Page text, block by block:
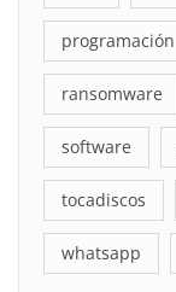
programación
ransomware
software
tocadiscos
whatsapp